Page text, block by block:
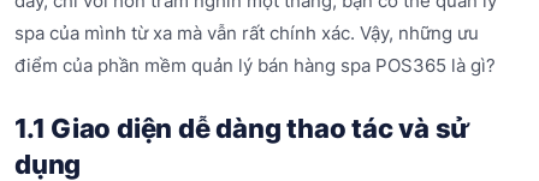
spa của mình từ xa mà vẫn rất chính xác. Vậy, những ưu
điểm của phần mềm quản lý bán hàng spa POS365 là gì?
1.1 Giao diện dễ dàng thao tác và sử
dụng